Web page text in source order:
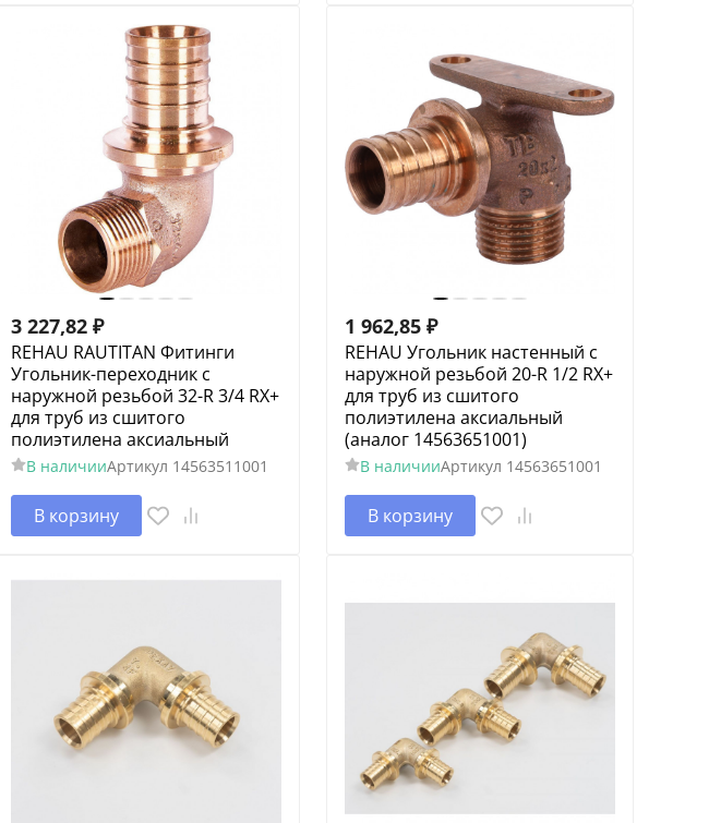
3 227,82 ₽
REHAU RAUTITAN Фитинги
Угольник-переходник с
наружной резьбой 32-R 3/4 RX+
для труб из сшитого
полиэтилена аксиальный
В наличииАртикул 14563511001
В корзину
1 962,85 ₽
REHAU Угольник настенный с
наружной резьбой 20-R 1/2 RX+
для труб из сшитого
полиэтилена аксиальный
(аналог 14563651001)
В наличииАртикул 14563651001
В корзину